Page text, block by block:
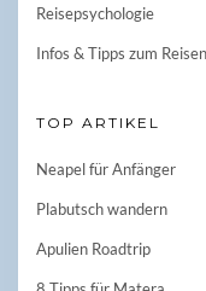
Reisepsychologie
Infos & Tipps zum Reisen
TOP ARTIKEL
Neapel für Anfänger
Plabutsch wandern
Apulien Roadtrip